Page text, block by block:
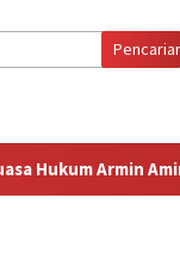
Sebut Dakwaan